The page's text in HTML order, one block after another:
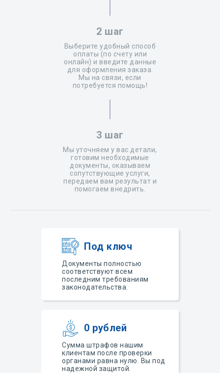
3 шаг
2 шаг
Выберите удобный способ
оплаты (по счету или
онлайн) и введите данные
для оформления заказа.
Мы на связи, если
потребуется помощь!
Мы уточняем у вас детали,
готовим необходимые
документы, оказываем
сопутствующие услуги,
передаем вам результат и
помогаем внедрить.
Документы полностью
соответствуют всем
последним требованиям
законодательства.
Сумма штрафов нашим
клиентам после проверки
органами равна нулю. Вы под
надежной защитой.
Под ключ
0 рублей